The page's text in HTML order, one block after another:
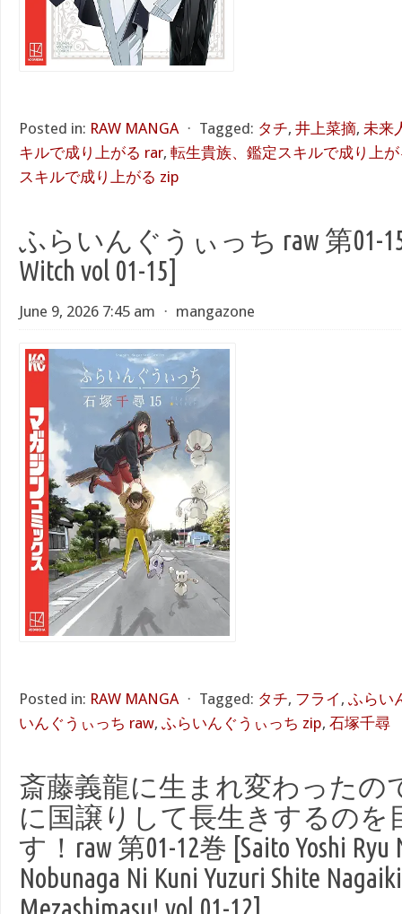
Posted in: RAW MANGA ⋅ Tagged: タチ, 井上菜摘, 未来
キルで成り上がる rar, 転生貴族、鑑定スキルで成り上
スキルで成り上がる zip
ふらいんぐうぃっち raw 第01-
Witch vol 01-15]
June 9, 2026 7:45 am ⋅ mangazone
Posted in: RAW MANGA ⋅ Tagged: タチ, フライ , ふらい
いんぐうぃっち raw, ふらいんぐうぃっち zip, 石塚千尋
斎藤義龍に生まれ変わったの
に国譲りして長生きするのを
す！raw 第01-12巻 [Saito Yoshi Ryu
Nobunaga Ni Kuni Yuzuri Shite